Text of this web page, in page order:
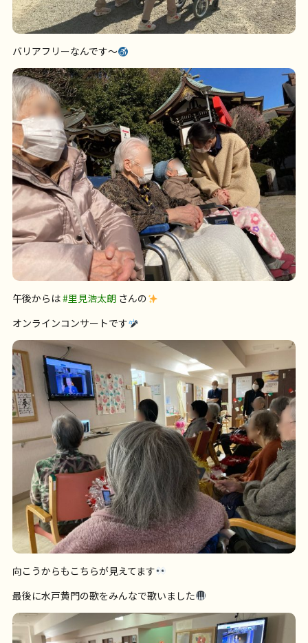
バリアフリーなんです〜
午後からは#里見浩太朗さんの
オンラインコンサートです
向こうからもこちらが見えてます
最後に水戸黄門の歌をみんなで歌いました